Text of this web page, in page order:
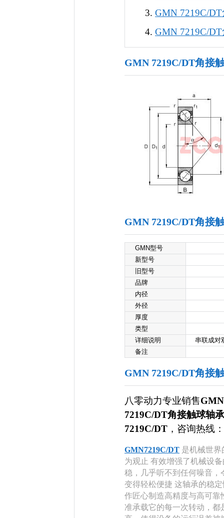
GMN 7219C/
GMN 7219C/
GMN 7219C/DT角接
GMN 7219C/DT角接
GMN型号
新型号
旧型号
品牌
内径
外径
厚度
类型
详细说明
串联成对
备注
GMN 7219C/DT角接
八零动力专业销售
7219C/DT角接触球轴承
7219C/DT ，咨询热线：
GMN7219C/DT 是机械世
为观止 有效增强了机械设
稳，几乎听不到任何噪音
变得轻松便捷 这轴承的稳
作匠心制造高精度与高可
准承载它的每一次转动，